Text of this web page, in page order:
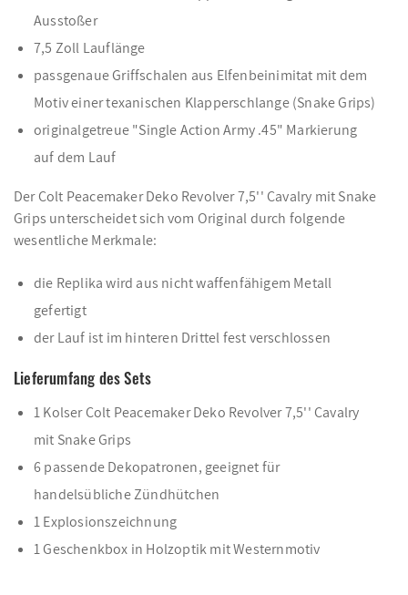
Ausstoßer
7,5 Zoll Lauflänge
passgenaue Griffschalen aus Elfenbeinimitat mit dem
Motiv einer texanischen Klapperschlange (Snake Grips)
originalgetreue "Single Action Army .45" Markierung
auf dem Lauf
Der Colt Peacemaker Deko Revolver 7,5'' Cavalry mit Snake
Grips unterscheidet sich vom Original durch folgende
wesentliche Merkmale:
die Replika wird aus nicht waffenfähigem Metall
gefertigt
der Lauf ist im hinteren Drittel fest verschlossen
Lieferumfang des Sets
1 Kolser Colt Peacemaker Deko Revolver 7,5'' Cavalry
mit Snake Grips
6 passende Dekopatronen, geeignet für
handelsübliche Zündhütchen
1 Explosionszeichnung
1 Geschenkbox in Holzoptik mit Westernmotiv